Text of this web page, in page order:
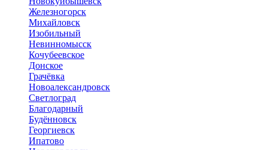
Железногорск
Михайловск
Изобильный
Невинномысск
Кочубеевское
Донское
Грачёвка
Новоалександровск
Светлоград
Благодарный
Будённовск
Георгиевск
Ипатово